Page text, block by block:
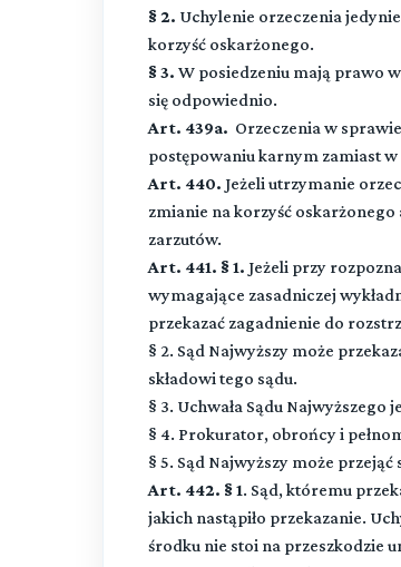
§ 2. Uchylenie orzeczenia
korzyść oskarżonego.
§ 3. W posiedzeniu mają prawo
się odpowiednio.
Art. 439a. Orzeczenia w
postępowaniu karnym zamiast
Art. 440. Jeżeli utrzymanie
zmianie na korzyść
zarzutów.
Art. 441. § 1. Jeżeli przy
wymagające zasadniczej
przekazać zagadnienie do
§ 2. Sąd Najwyższy może
składowi tego sądu.
§ 3. Uchwała Sądu Najwyższego
§ 4. Prokurator, obrońcy i
§ 5. Sąd Najwyższy może
Art. 442. § 1. Sąd, któremu
jakich nastąpiło przekazanie.
środku nie stoi na przeszkodzie